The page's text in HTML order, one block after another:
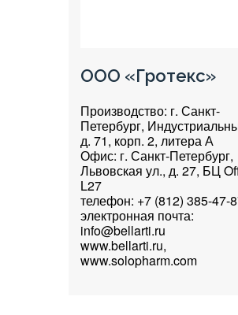
ООО «Гротекс»
Производство: г. Санкт-
Петербург,
д. 71, корп. 2, литера А
Офис: г. Санкт-Петербург,
Львовская ул., д. 27, БЦ
L27
телефон: +7 (812) 385-47-
электронная почта:
info@bellarti.ru
www.bellarti.ru,
www.solopharm.com